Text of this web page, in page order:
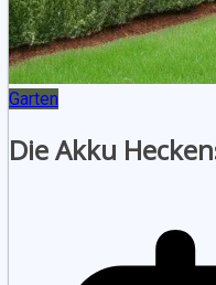
Garten
Die Akku